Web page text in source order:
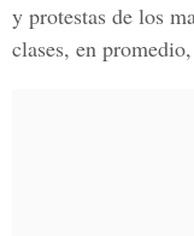
y protestas de los
clases, en